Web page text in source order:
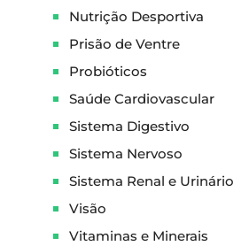
Nutrição Desportiva
Prisão de Ventre
Probióticos
Saúde Cardiovascular
Sistema Digestivo
Sistema Nervoso
Sistema Renal e Urinário
Visão
Vitaminas e Minerais